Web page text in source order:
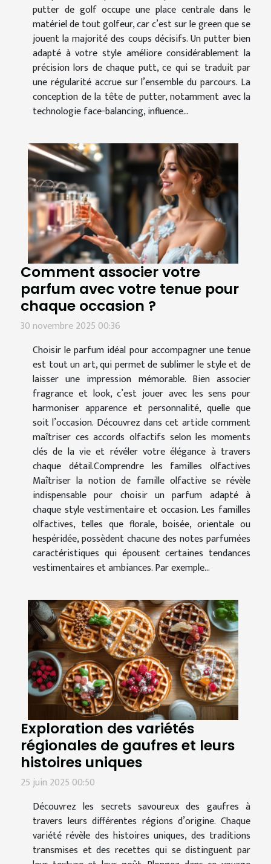
putter de golf occupe une place centrale dans le
matériel de tout golfeur, car c’est sur le green que se
jouent la majorité des coups décisifs. Un putter bien
adapté à votre style améliore considérablement la
précision lors de chaque putt, ce qui se traduit par
une régularité accrue sur l’ensemble du parcours. La
conception de la tête de putter, notamment avec la
technologie face-balancing, influence...
Comment associer votre
parfum avec votre tenue pour
chaque occasion ?
30 novembre 2025 00:36
Choisir le parfum idéal pour accompagner une tenue
est tout un art, qui permet de sublimer le style et de
laisser une impression mémorable. Bien associer
fragrance et look, c’est jouer avec les sens pour
harmoniser apparence et personnalité, quelle que
soit l’occasion. Découvrez dans cet article comment
maîtriser ces accords olfactifs selon les moments
clés de la vie et révéler votre élégance à travers
chaque détail.Comprendre les familles olfactives
Maîtriser la notion de famille olfactive se révèle
indispensable pour choisir un parfum adapté à
chaque style vestimentaire et occasion. Les familles
olfactives, telles que florale, boisée, orientale ou
hespéridée, possèdent chacune des notes parfumées
caractéristiques qui épousent certaines tendances
vestimentaires et ambiances. Par exemple...
Exploration des variétés
régionales de gaufres et leurs
histoires uniques
25 juin 2025 00:50
Découvrez les secrets savoureux des gaufres à
travers leurs différentes régions d’origine. Chaque
variété révèle des histoires uniques, des traditions
transmises et des recettes qui se distinguent par